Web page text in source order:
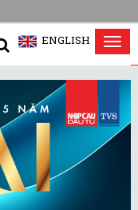
ENGLISH